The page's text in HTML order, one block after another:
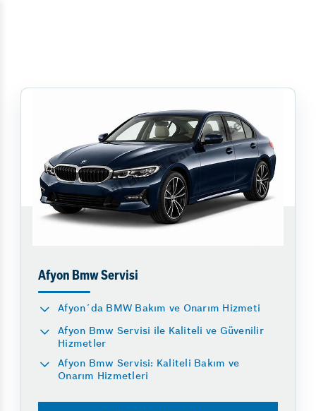
Afyon Bmw Servisi
Afyon´da BMW Bakım ve Onarım Hizmeti
Afyon Bmw Servisi ile Kaliteli ve Güvenilir
Hizmetler
Afyon Bmw Servisi: Kaliteli Bakım ve
Onarım Hizmetleri